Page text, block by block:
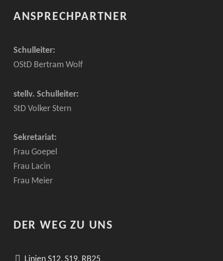
ANSPRECHPARTNER
Schulleiter:
OStD Bertram Wolf
stellv. Schulleiter:
StD Volker Stern
Sekretariat:
Frau Goepel
Frau Lacin
Frau Meier
DER WEG ZU UNS
Linien S12, S19, RB25